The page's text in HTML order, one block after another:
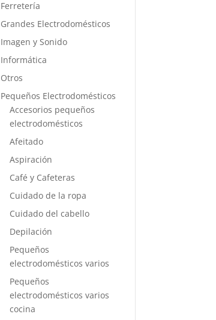
Ferretería
Grandes Electrodomésticos
Imagen y Sonido
Informática
Otros
Pequeños Electrodomésticos
Accesorios pequeños
electrodomésticos
Afeitado
Aspiración
Café y Cafeteras
Cuidado de la ropa
Cuidado del cabello
Depilación
Pequeños
electrodomésticos varios
Pequeños
electrodomésticos varios
cocina